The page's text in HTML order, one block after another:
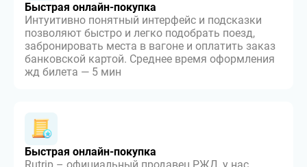
Быстрая онлайн-покупка
Интуитивно понятный интерфейс и подсказки
позволяют быстро и легко подобрать поезд,
забронировать места в вагоне и оплатить заказ
банковской картой. Среднее время оформления
жд билета — 5 мин
Быстрая онлайн-покупка